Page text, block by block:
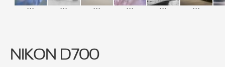
... ... ... ... ... ...
NIKON D700